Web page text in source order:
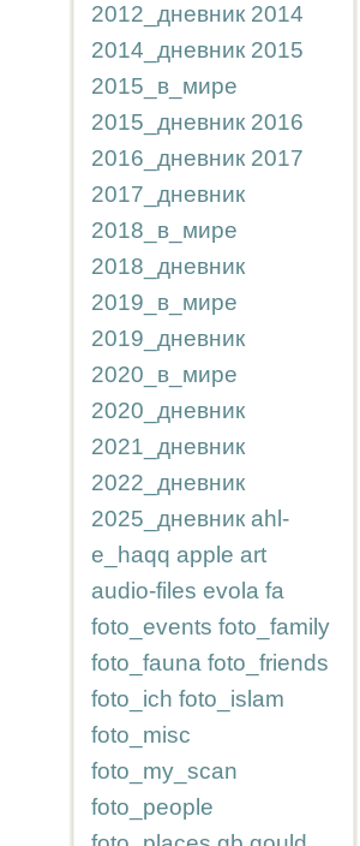
2012_дневник 2014
2014_дневник 2015
2015_в_мире
2015_дневник 2016
2016_дневник 2017
2017_дневник
2018_в_мире
2018_дневник
2019_в_мире
2019_дневник
2020_в_мире
2020_дневник
2021_дневник
2022_дневник
2025_дневник ahl-
e_haqq apple art
audio-files evola fa
foto_events foto_family
foto_fauna foto_friends
foto_ich foto_islam
foto_misc
foto_my_scan
foto_people